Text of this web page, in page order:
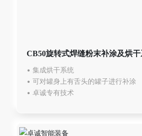
CB50旋转式焊缝粉末补涂及烘干
• 集成烘干系统
• 可对罐身上有舌头的罐子进行补涂
• 卓诚专有技术